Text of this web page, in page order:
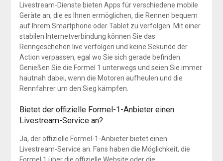
Livestream-Dienste bieten Apps für verschiedene mobile
Geräte an, die es Ihnen ermöglichen, die Rennen bequem
auf Ihrem Smartphone oder Tablet zu verfolgen. Mit einer
stabilen Internetverbindung können Sie das
Renngeschehen live verfolgen und keine Sekunde der
Action verpassen, egal wo Sie sich gerade befinden.
Genießen Sie die Formel 1 unterwegs und seien Sie immer
hautnah dabei, wenn die Motoren aufheulen und die
Rennfahrer um den Sieg kämpfen.
Bietet der offizielle Formel-1-Anbieter einen
Livestream-Service an?
Ja, der offizielle Formel-1-Anbieter bietet einen
Livestream-Service an. Fans haben die Möglichkeit, die